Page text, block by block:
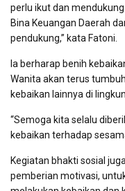
perlu ikut dan
Bina Keuangan Daerah
pendukung,” kata Fatoni.
Ia berharap benih
Wanita akan terus
kebaikan lainnya di
“Semoga kita selalu
kebaikan terhadap
Kegiatan bhakti sosial
pemberian motivasi,